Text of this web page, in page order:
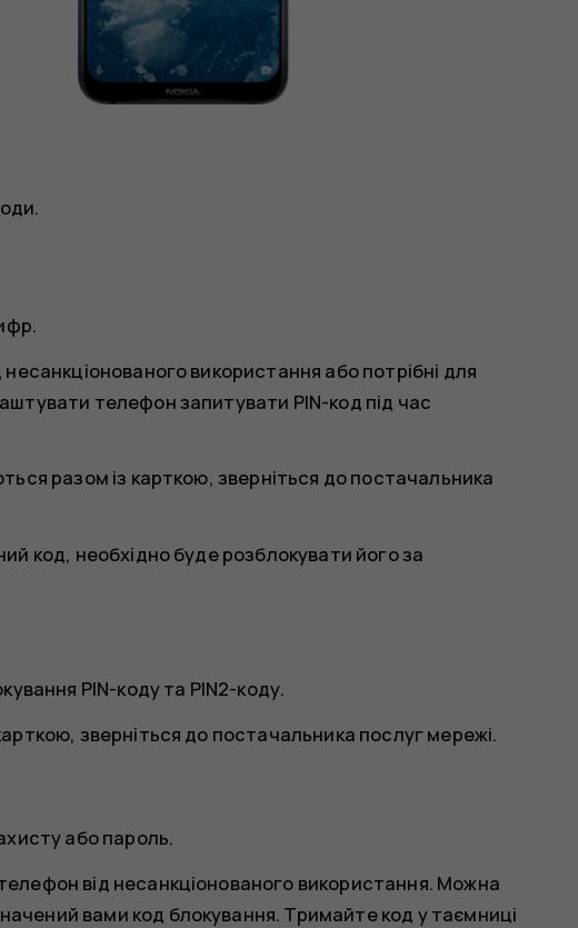
використання або потрібні для
телефон запитувати PIN-код під час
разом із карткою, зверніться до постачальника
код, необхідно буде розблокувати його за
PIN-коду та PIN2-коду.
зверніться до постачальника послуг мережі.
або пароль.
від несанкціонованого використання. Можна
вами код блокування. Тримайте код у таємниці